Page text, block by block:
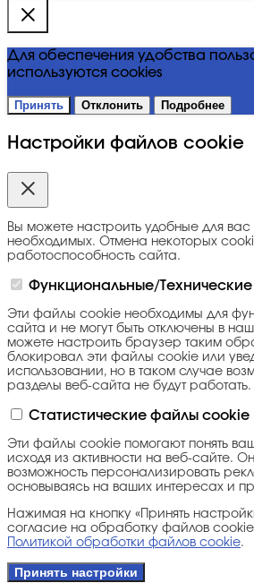
Для обеспечения удобства
используются cookies
Принять Отклонить Подробнее
Настройки файлов cookie
Вы можете настроить удобные для
необходимых. Отмена некоторых
работоспособность сайта.
Функциональные/
Эти файлы cookie необходимы для
сайта и не могут быть отключены в
можете настроить браузер таким
блокировал эти файлы cookie или
использовании, но в таком случае
разделы веб-сайта не будут работать.
Статистические файлы cookie
Эти файлы cookie помогают понять
исходя из активности на веб-сайте.
возможность персонализировать
основываясь на ваших интересах и
Нажимая на кнопку «Принять
согласие на обработку файлов cookie
Политикой обработки файлов cookie.
Принять настройки